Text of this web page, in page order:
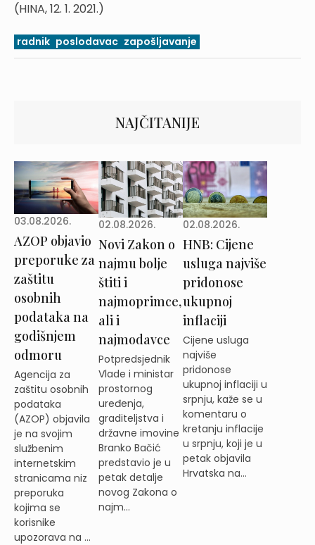
(HINA, 12. 1. 2021.)
radnik poslodavac zapošljavanje
NAJČITANIJE
03.08.2026.
AZOP objavio
preporuke za
zaštitu
osobnih
podataka na
godišnjem
odmoru
Agencija za
zaštitu osobnih
podataka
(AZOP) objavila
je na svojim
službenim
internetskim
stranicama niz
preporuka
kojima se
korisnike
upozorava na ...
02.08.2026.
Novi Zakon o
najmu bolje
štiti i
najmoprimce,
ali i
najmodavce
Potpredsjednik
Vlade i ministar
prostornog
uređenja,
graditeljstva i
državne imovine
Branko Bačić
predstavio je u
petak detalje
novog Zakona o
najm...
02.08.2026.
HNB: Cijene
usluga najviše
pridonose
ukupnoj
inflaciji
Cijene usluga
najviše
pridonose
ukupnoj inflaciji u
srpnju, kaže se u
komentaru o
kretanju inflacije
u srpnju, koji je u
petak objavila
Hrvatska na...